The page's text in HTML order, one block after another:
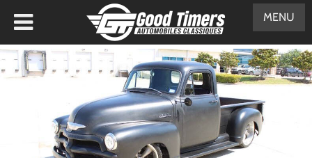
MENU